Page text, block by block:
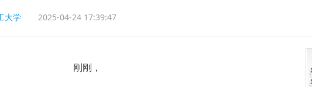
大学 2025-04-24 17:39:47
刚刚，